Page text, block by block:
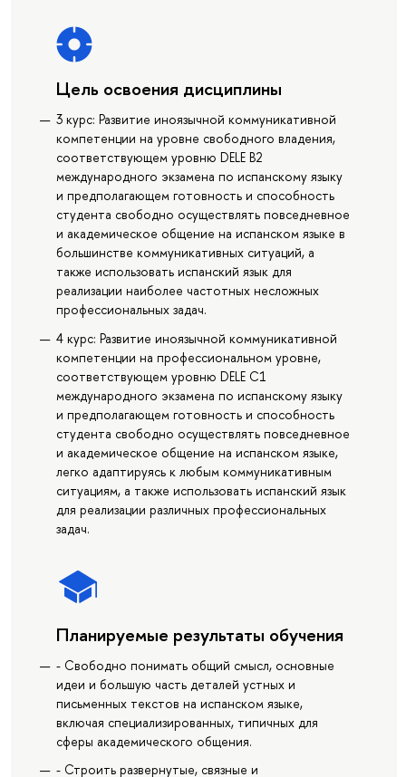
Цель освоения дисциплины
3 курс: Развитие иноязычной коммуникативной
компетенции на уровне свободного владения,
соответствующем уровню DELE B2
международного экзамена по испанскому языку
и предполагающем готовность и способность
студента свободно осуществлять повседневное
и академическое общение на испанском языке в
большинстве коммуникативных ситуаций, а
также использовать испанский язык для
реализации наиболее частотных несложных
профессиональных задач.
4 курс: Развитие иноязычной коммуникативной
компетенции на профессиональном уровне,
соответствующем уровню DELE C1
международного экзамена по испанскому языку
и предполагающем готовность и способность
студента свободно осуществлять повседневное
и академическое общение на испанском языке,
легко адаптируясь к любым коммуникативным
ситуациям, а также использовать испанский язык
для реализации различных профессиональных
задач.
Планируемые результаты обучения
- Свободно понимать общий смысл, основные
идеи и большую часть деталей устных и
письменных текстов на испанском языке,
включая специализированных, типичных для
сферы академического общения.
- Строить развернутые, связные и